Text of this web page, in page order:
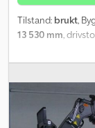
Tilstand: brukt,
13 530 mm,
prosent, forhjul